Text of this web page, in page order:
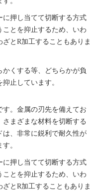
押し当てて切断する方式
とを抑止するため、いわ
とR加工することもありま
くする等、どちらかが負
止しています。
。金属の刃先を備えてお
まざまな材料を切断する
は、非常に鋭利で耐久性が
。
押し当てて切断する方式
とを抑止するため、いわ
とR加工することもありま